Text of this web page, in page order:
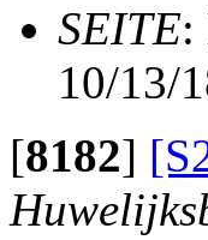
SEITE:
10/13/
[8182]